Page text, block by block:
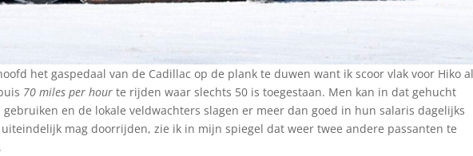
het gaspedaal van de Cadillac op de plank te duwen want ik scoor vlak voor Hiko
70 miles per hour te rijden waar slechts 50 is toegestaan. Men kan in dat gehucht
en de lokale veldwachters slagen er meer dan goed in hun salaris dagelijks
mag doorrijden, zie ik in mijn spiegel dat weer twee andere passanten te